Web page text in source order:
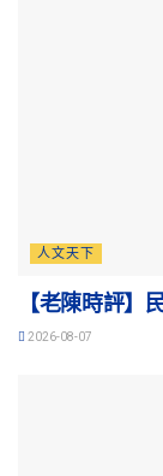
人文天下
【老陳時評】
2026-08-07